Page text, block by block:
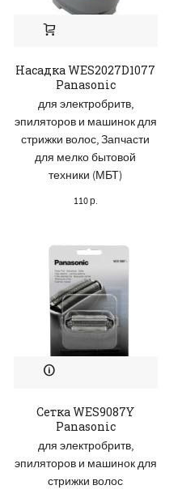
Насадка WES2027D1077
Panasonic
для электробритв,
эпиляторов и машинок для
стрижки волос,Запчасти
для мелко бытовой
техники (МБТ)
110р.
Сетка WES9087Y
Panasonic
для электробритв,
эпиляторов и машинок для
стрижки волос